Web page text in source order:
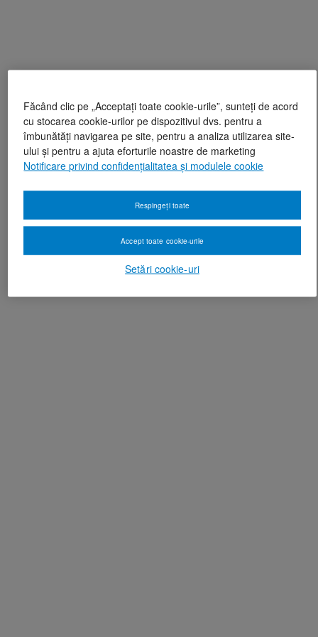
Făcând clic pe „Acceptați toate cookie-urile”, sunteți de acord
cu stocarea cookie-urilor pe dispozitivul dvs. pentru a
îmbunătăți navigarea pe site, pentru a analiza utilizarea site-
ului și pentru a ajuta eforturile noastre de marketing
Notificare privind confidențialitatea și modulele cookie
Setări cookie-uri
Respingeți toate
Accept toate cookie-urile